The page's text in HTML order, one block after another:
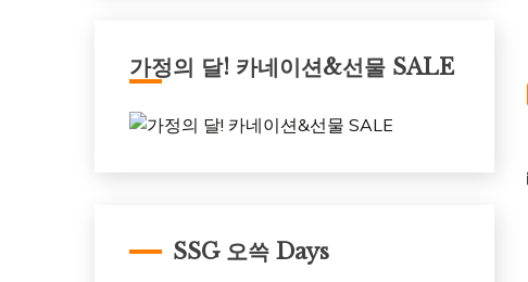
가정의 달! 카네이션&선물 SALE
SSG 오쓱 Days